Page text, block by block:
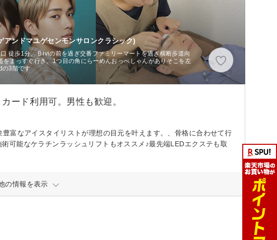
アンドマユゲセンモンサロンクラシック)
徒歩1分、Ｂiviの前を過ぎ交番ファミリーマートを過ぎ横断歩道向
をまっすぐ行き、1つ目の角にらーめんおっぺしゃんがありそこを左
の3階です
ード利用可。男性も歓迎。
富なアイスタイリストが理想の目元を叶えます。、骨格に合わせて行
可能なケラチンラッシュリフトもオススメ♪最先端LEDエクステも取
の情報を表示